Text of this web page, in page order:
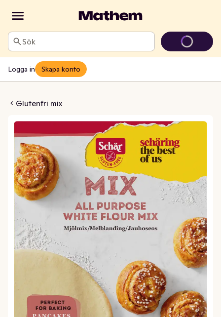
Sök
Logga in Skapa konto
Glutenfri mix
Glutenfri